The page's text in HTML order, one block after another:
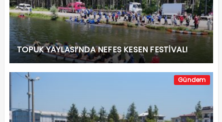
TOPUK YAYLASI’NDA NEFES KESEN FESTİVAL!
Gündem